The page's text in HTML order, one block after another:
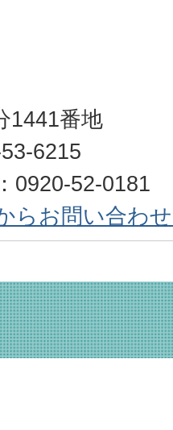
1441番地
6215
0920-52-0181
らお問い合わ